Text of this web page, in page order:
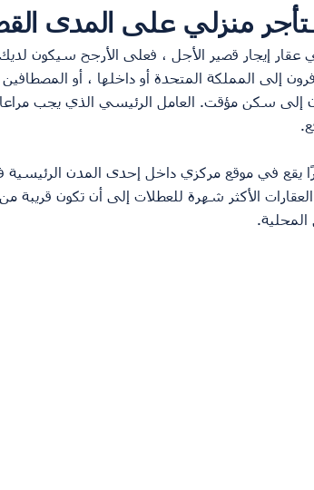
منزلي على المدى
عقار إيجار قصير الأجل ، فعلى الأرجح سيكون
إلى المملكة المتحدة أو داخلها ، أو
إلى سكن مؤقت. العامل الرئيسي الذي يجب
يقع في موقع مركزي داخل إحدى المدن
الأكثر شهرة للعطلات إلى أن تكون قريبة
المحلية.